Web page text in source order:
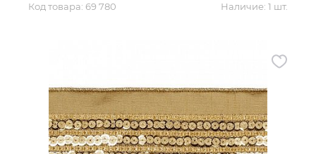
Код товара: 69 780 Наличие: 1 шт.